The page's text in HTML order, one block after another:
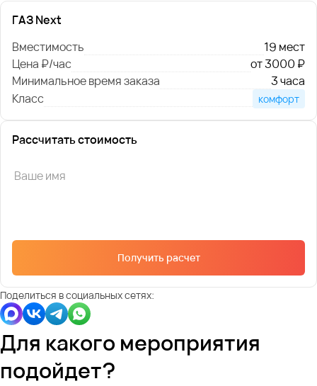
ГАЗ Next
Вместимость
19 мест
Цена ₽/час
от 3000 ₽
Минимальное время заказа
3 часа
Класс
комфорт
Рассчитать стоимость
Получить расчет
Поделиться в социальных сетях:
Для какого мероприятия
подойдет?